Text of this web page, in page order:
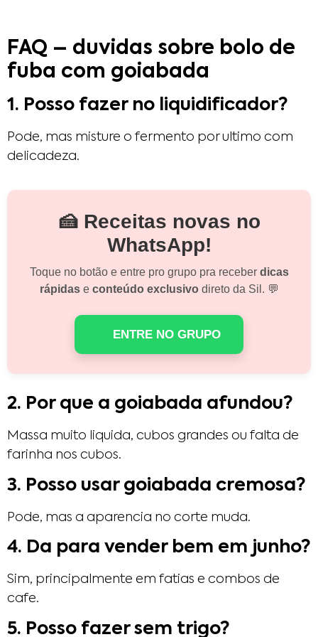
FAQ – duvidas sobre bolo de
fuba com goiabada
1. Posso fazer no liquidificador?
Pode, mas misture o fermento por ultimo com
delicadeza.
🍰 Receitas novas no
WhatsApp!
Toque no botão e entre pro grupo pra receber dicas
rápidase conteúdo exclusivodireto da Sil. 💬
ENTRE NO GRUPO
2. Por que a goiabada afundou?
Massa muito liquida, cubos grandes ou falta de
farinha nos cubos.
3. Posso usar goiabada cremosa?
Pode, mas a aparencia no corte muda.
4. Da para vender bem em junho?
Sim, principalmente em fatias e combos de
cafe.
5. Posso fazer sem trigo?